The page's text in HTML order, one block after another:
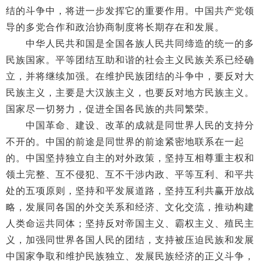
结的斗争中，将进一步发挥它的重要作用。中国共产党领
导的多党合作和政治协商制度将长期存在和发展。
中华人民共和国是全国各族人民共同缔造的统一的多
民族国家。平等团结互助和谐的社会主义民族关系已经确
立，并将继续加强。在维护民族团结的斗争中，要反对大
民族主义，主要是大汉族主义，也要反对地方民族主义。
国家尽一切努力，促进全国各民族的共同繁荣。
中国革命、建设、改革的成就是同世界人民的支持分
不开的。中国的前途是同世界的前途紧密地联系在一起
的。中国坚持独立自主的对外政策，坚持互相尊重主权和
领土完整、互不侵犯、互不干涉内政、平等互利、和平共
处的五项原则，坚持和平发展道路，坚持互利共赢开放战
略，发展同各国的外交关系和经济、文化交流，推动构建
人类命运共同体；坚持反对帝国主义、霸权主义、殖民主
义，加强同世界各国人民的团结，支持被压迫民族和发展
中国家争取和维护民族独立、发展民族经济的正义斗争，